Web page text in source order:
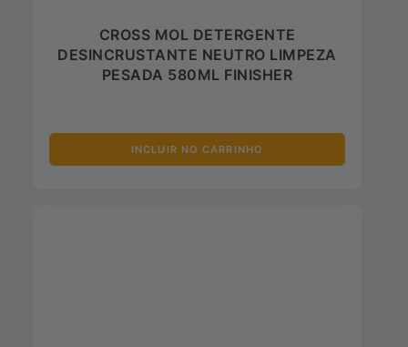
CROSS MOL DETERGENTE
DESINCRUSTANTE NEUTRO LIMPEZA
PESADA 580ML FINISHER
INCLUIR NO CARRINHO